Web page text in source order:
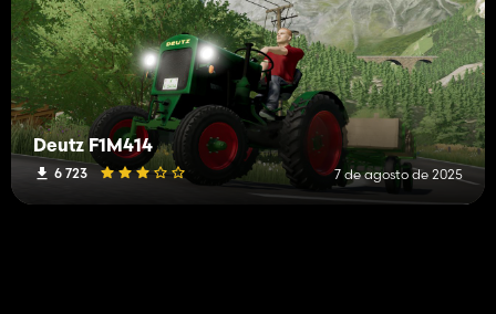
Deutz F1M414
6 723 7 de agosto de 2025